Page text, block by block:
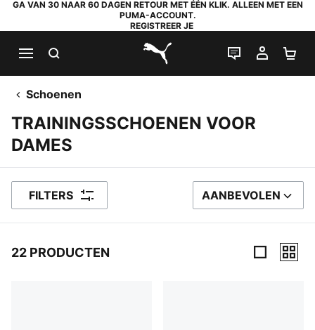
GA VAN 30 NAAR 60 DAGEN RETOUR MET ÉÉN KLIK. ALLEEN MET EEN
PUMA-ACCOUNT.
REGISTREER JE
PUMA.com
LIVE CHAT
MIJN
Schoenen
TRAININGSSCHOENEN VOOR
DAMES
FILTERS SORTEER OP
AANBEVOLEN
22 PRODUCTEN